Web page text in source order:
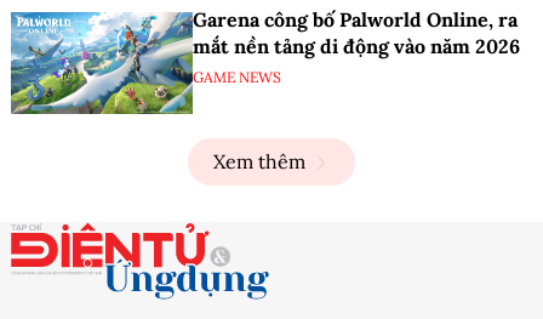
Garena công bố Palworld Online, ra
mắt nền tảng di động vào năm 2026
GAME NEWS
Xem thêm